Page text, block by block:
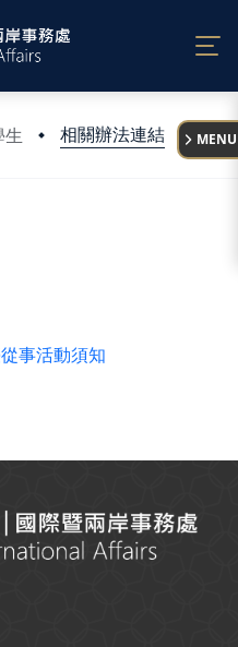
生 相關辦法連結 MENU
事活動須知